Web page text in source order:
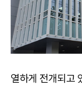
열하게 전개되고